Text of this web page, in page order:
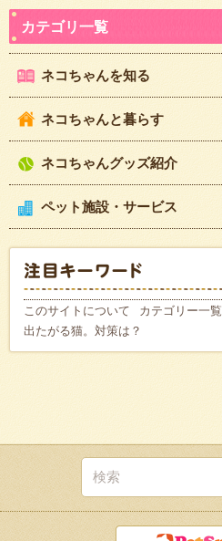
ネコちゃんを知る
ネコちゃんと暮らす
ネコちゃんグッズ紹介
ペット施設・サービス
このサイトについて カテゴリー一覧
出たがる猫。対策は？